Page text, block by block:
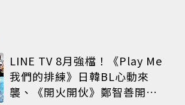
LINE TV 8月強檔！《Play Me
我們的排練》日韓BL心動來
襲、《開火開伙》鄭智善開餐